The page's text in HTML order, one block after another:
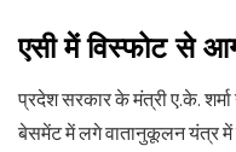
एसी में विस्फोट से
प्रदेश सरकार के मंत्री ए.के.
बेसमेंट में लगे वातानुकूलन यंत्र